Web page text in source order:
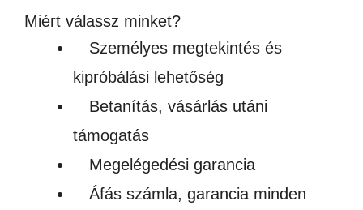
Miért válassz minket?
Személyes megtekintés és
kipróbálási lehetőség
Betanítás, vásárlás utáni
támogatás
Megelégedési garancia
Áfás számla, garancia minden